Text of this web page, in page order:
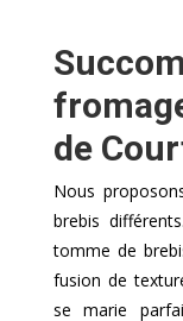
de
Nous
brebis
tomme de
fusion de
se marie